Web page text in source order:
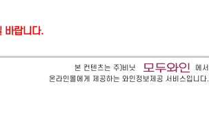
바랍니다.
본 컨텐츠는 주)비닛
에서
온라인몰에게 제공하는 와인정보제공 서비스입니다.